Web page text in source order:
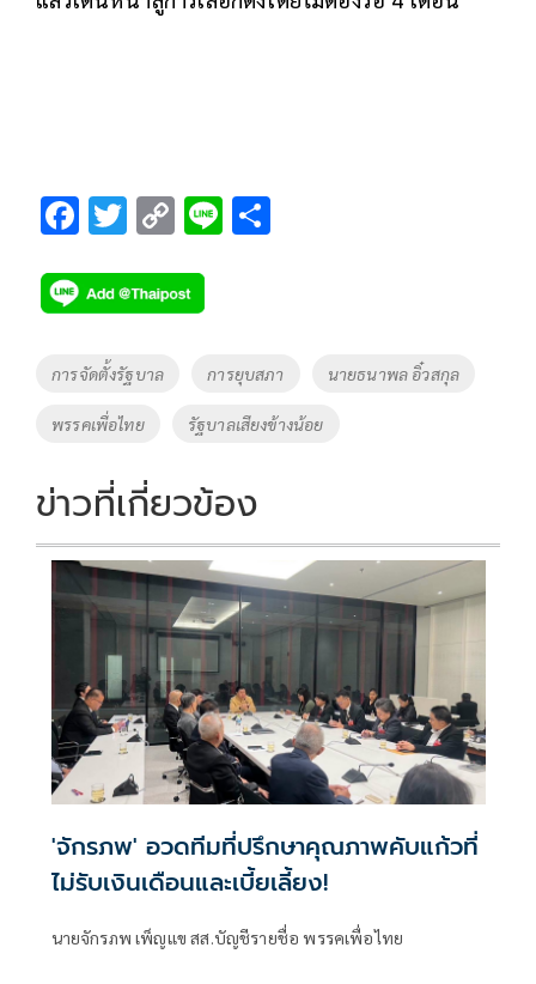
F
e
b
o
o
k
T
tt
er
C
p
y
n
k
Li
Tags
การจัดตั้งรัฐบาล การยุบสภา นายธนาพล อิ๋วสกุล
พรรคเพื่อไทย รัฐบาลเสียงข้างน้อย
ข่าวที่เกี่ยวข้อง
'จักรภพ' อวดทีมที่ปรึกษาคุณภาพคับแก้วที่
ไม่รับเงินเดือนและเบี้ยเลี้ยง!
นายจักรภพ เพ็ญแข สส.บัญชีรายชื่อ พรรคเพื่อไทย